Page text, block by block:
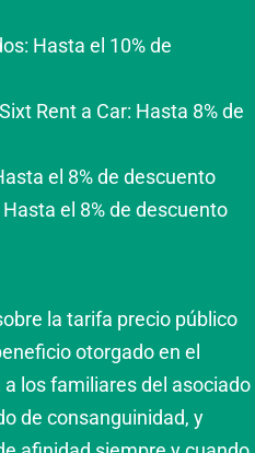
Hasta el 10% de
Rent a Car: Hasta 8% de
el 8% de descuento
el 8% de descuento
la tarifa precio público
otorgado en el
los familiares del asociado
de consanguinidad, y